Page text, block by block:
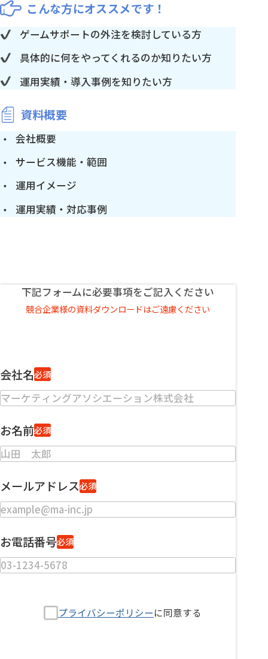
こんな方にオススメです！
ゲームサポートの外注を検討している方
具体的に何をやってくれるのか知りたい方
運用実績・導入事例を知りたい方
資料概要
会社概要
サービス機能・範囲
運用イメージ
運用実績・対応事例
下記フォームに必要事項をご記入ください
競合企業様の資料ダウンロードはご遠慮ください
会社名必須
お名前必須
メールアドレス必須
お電話番号必須
プライバシーポリシーに同意する